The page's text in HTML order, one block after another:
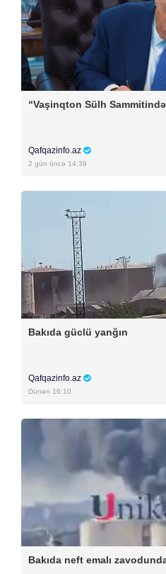
“Vaşinqton Sülh
Qafqazinfo.az
2 gün öncə 14:39
Bakıda güclü yanğın
Qafqazinfo.az
Dünən 16:10
Bakıda neft emalı